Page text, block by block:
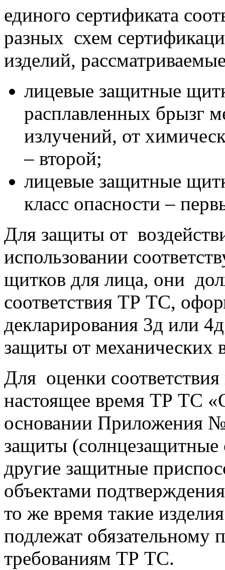
единого сертификата
разных схем
изделий,
лицевые защитные
расплавленных брызг
излучений, от
– второй;
лицевые защитные
класс опасности –
Для защиты от
использовании
щитков для лица, они
соответствия ТР ТС,
декларирования 3д или
защиты от механических
Для оценки
настоящее время ТР ТС
основании Приложения
защиты (солнцезащитные
другие защитные
объектами
то же время такие
подлежат обязательному
требованиям ТР ТС.